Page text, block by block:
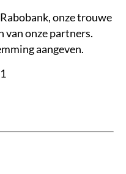
onze trouwe
van onze partners.
aangeven.